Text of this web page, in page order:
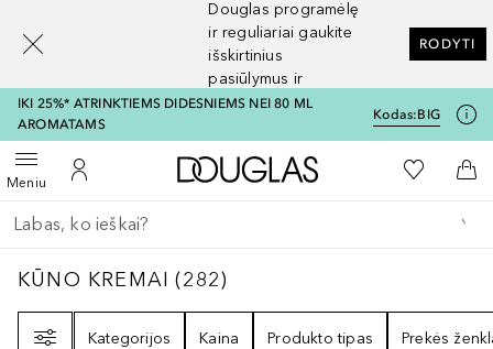
Douglas programėlę
ir reguliariai gaukite
išskirtinius
pasiūlymus ir
nuolaidas
RODYTI
IKI 25%* ATRINKTIEMS DIDESNIEMS NEI 80 ML
AROMATAMS
Kodas:BIG
MeniuAtidaryti meniuĮ mano paskyrą
Į Douglas pagrindinį
Į mano
Į
Grįžk atgal
Vykdykite paiešką
KŪNO KREMAI282
KŪNO KREMAI (282)
Kategorijos
Kaina Produkto tipas Prekės
[navigation.slideout.screenreader]